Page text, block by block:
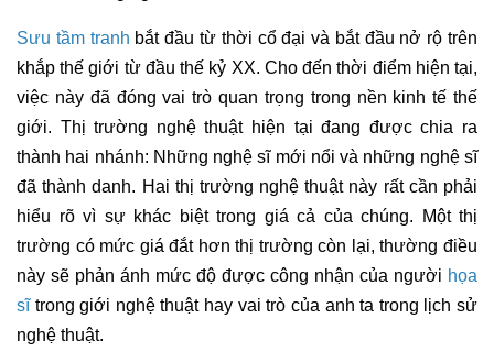
Sưu tầm tranh bắt đầu từ thời cổ đại và bắt đầu nở rộ trên
khắp thế giới từ đầu thế kỷ XX. Cho đến thời điểm hiện tại,
việc này đã đóng vai trò quan trọng trong nền kinh tế thế
giới. Thị trường nghệ thuật hiện tại đang được chia ra
thành hai nhánh: Những nghệ sĩ mới nổi và những nghệ sĩ
đã thành danh. Hai thị trường nghệ thuật này rất cần phải
hiểu rõ vì sự khác biệt trong giá cả của chúng. Một thị
trường có mức giá đắt hơn thị trường còn lại, thường điều
này sẽ phản ánh mức độ được công nhận của người họa
sĩtrong giới nghệ thuật hay vai trò của anh ta trong lịch sử
nghệ thuật.